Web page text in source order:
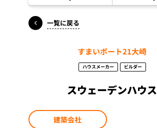
一覧に戻る
すまいポート21大崎
ハウスメーカー ビルダー
スウェーデンハウス
建築会社